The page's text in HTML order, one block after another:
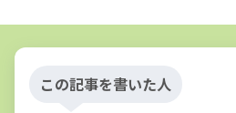
この記事を書いた人